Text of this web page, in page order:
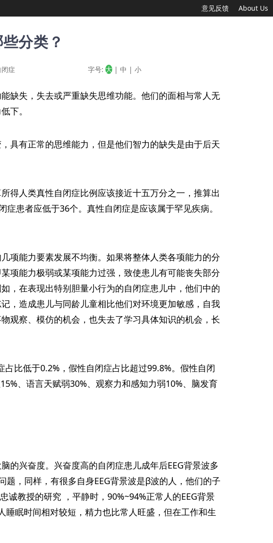
意见反馈 About Us
分类？
症 字号: 大 | 中 | 小
缺失，失去或严重缺失思维功能。他们的面相与常人无
下。
具有正常的思维能力，但是他们智力的缺失是由于后天
得人类真性自闭症比例应该接近十五万分之一，推算出
患者应低于36个。真性自闭症是应该属于罕见疾病。
项能力要素发展不均衡。如果将整体人类各项能力的分
项能力极弱或某项能力过强，致使患儿有可能丧失部分
，在表现出特别胆量小行为的自闭症患儿中，他们中的
，造成患儿与同龄儿童相比他们对环境更加敏感，自我
观察、模仿的机会，也失去了学习具体知识的机会，长
比低于0.2%，假性自闭症占比超过99.8%。假性自闭
、语言天赋弱30%、观察力和感知力弱10%、脑发育
的兴奋度。兴奋度高的自闭症患儿成年后EEG背景波多
，同样，有很多自身EEG背景波是β波的人，他们的子
诚教授的研究 ，平静时，90%~94%正常人的EEG背景
眠时间相对较短，精力也比常人旺盛，但在工作和生